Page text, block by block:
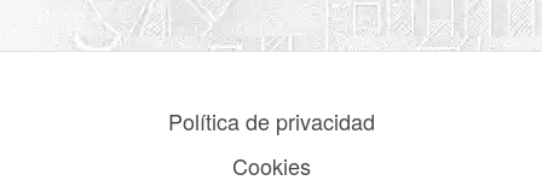
Política de privacidad
Cookies